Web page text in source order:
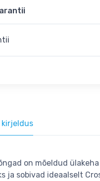
on mõeldud
ja sobivad ideaalselt